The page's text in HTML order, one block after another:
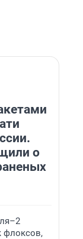
о
флоксов,